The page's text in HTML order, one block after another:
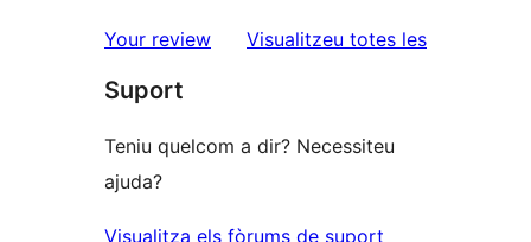
Your review Visualitzeu totes lesressenyes
Suport
Teniu quelcom a dir? Necessiteu
ajuda?
Visualitza els fòrums de suport